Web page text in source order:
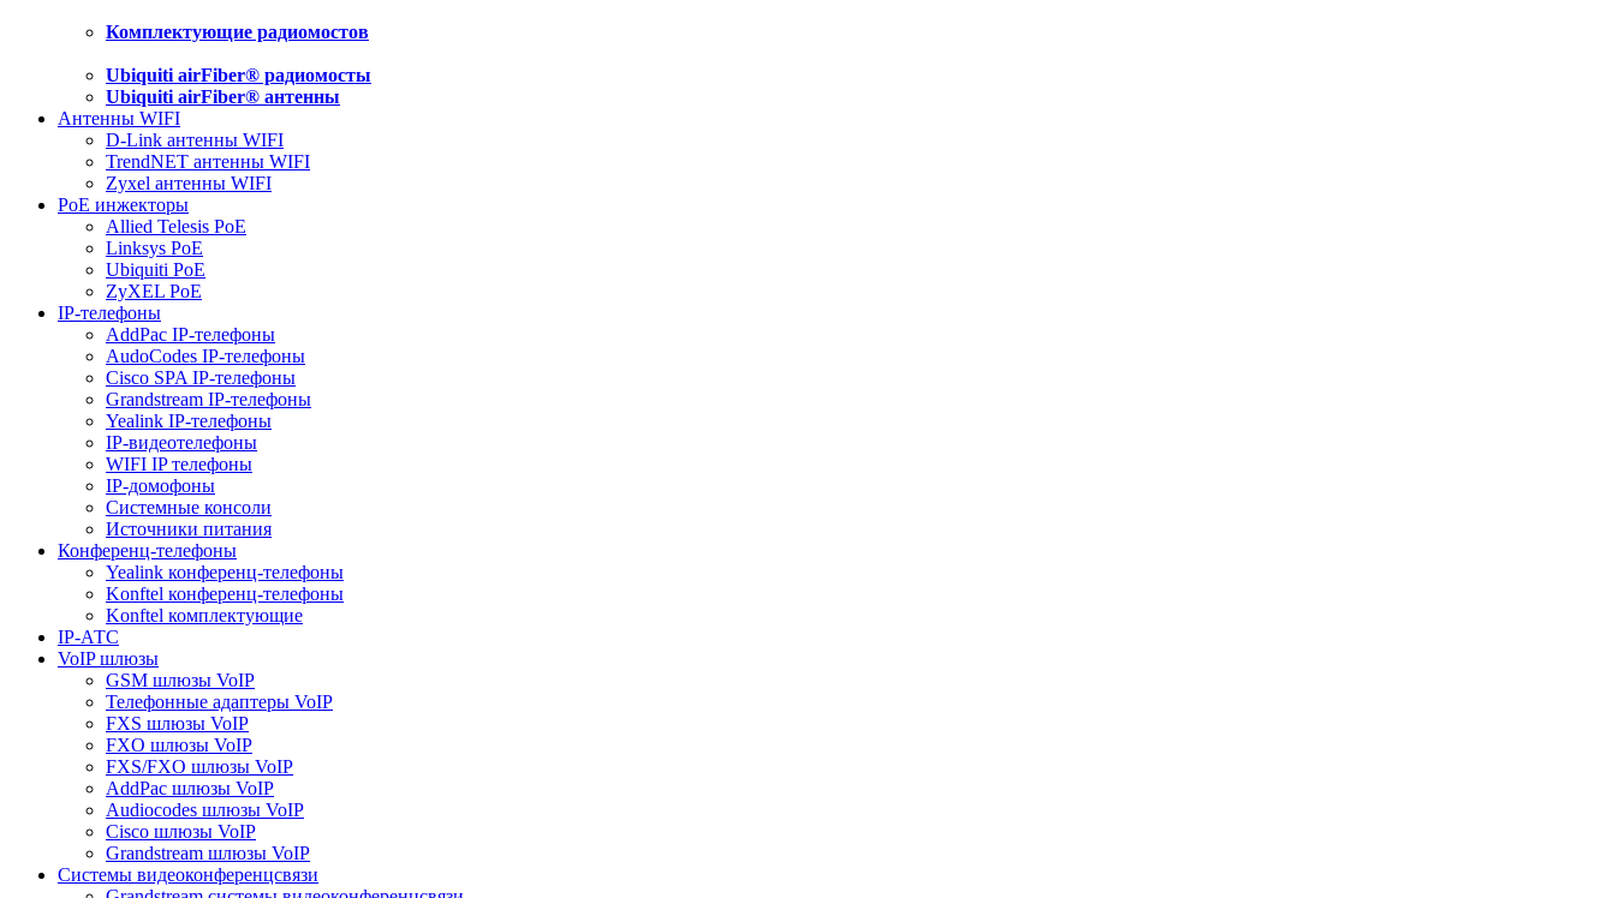
Комплектующие радиомостов
Ubiquiti airFiber® радиомосты
Ubiquiti airFiber® антенны
Антенны WIFI
D-Link антенны WIFI
TrendNET антенны WIFI
Zyxel антенны WIFI
PoE инжекторы
Allied Telesis PoE
Linksys PoE
Ubiquiti PoE
ZyXEL PoE
IP-телефоны
AddPac IP-телефоны
AudoCodes IP-телефоны
Cisco SPA IP-телефоны
Grandstream IP-телефоны
Yealink IP-телефоны
IP-видеотелефоны
WIFI IP телефоны
IP-домофоны
Системные консоли
Источники питания
Конференц-телефоны
Yealink конференц-телефоны
Konftel конференц-телефоны
Konftel комплектующие
IP-АТС
VoIP шлюзы
GSM шлюзы VoIP
Телефонные адаптеры VoIP
FXS шлюзы VoIP
FXO шлюзы VoIP
FXS/FXO шлюзы VoIP
AddPac шлюзы VoIP
Audiocodes шлюзы VoIP
Cisco шлюзы VoIP
Grandstream шлюзы VoIP
Системы видеоконференцсвязи